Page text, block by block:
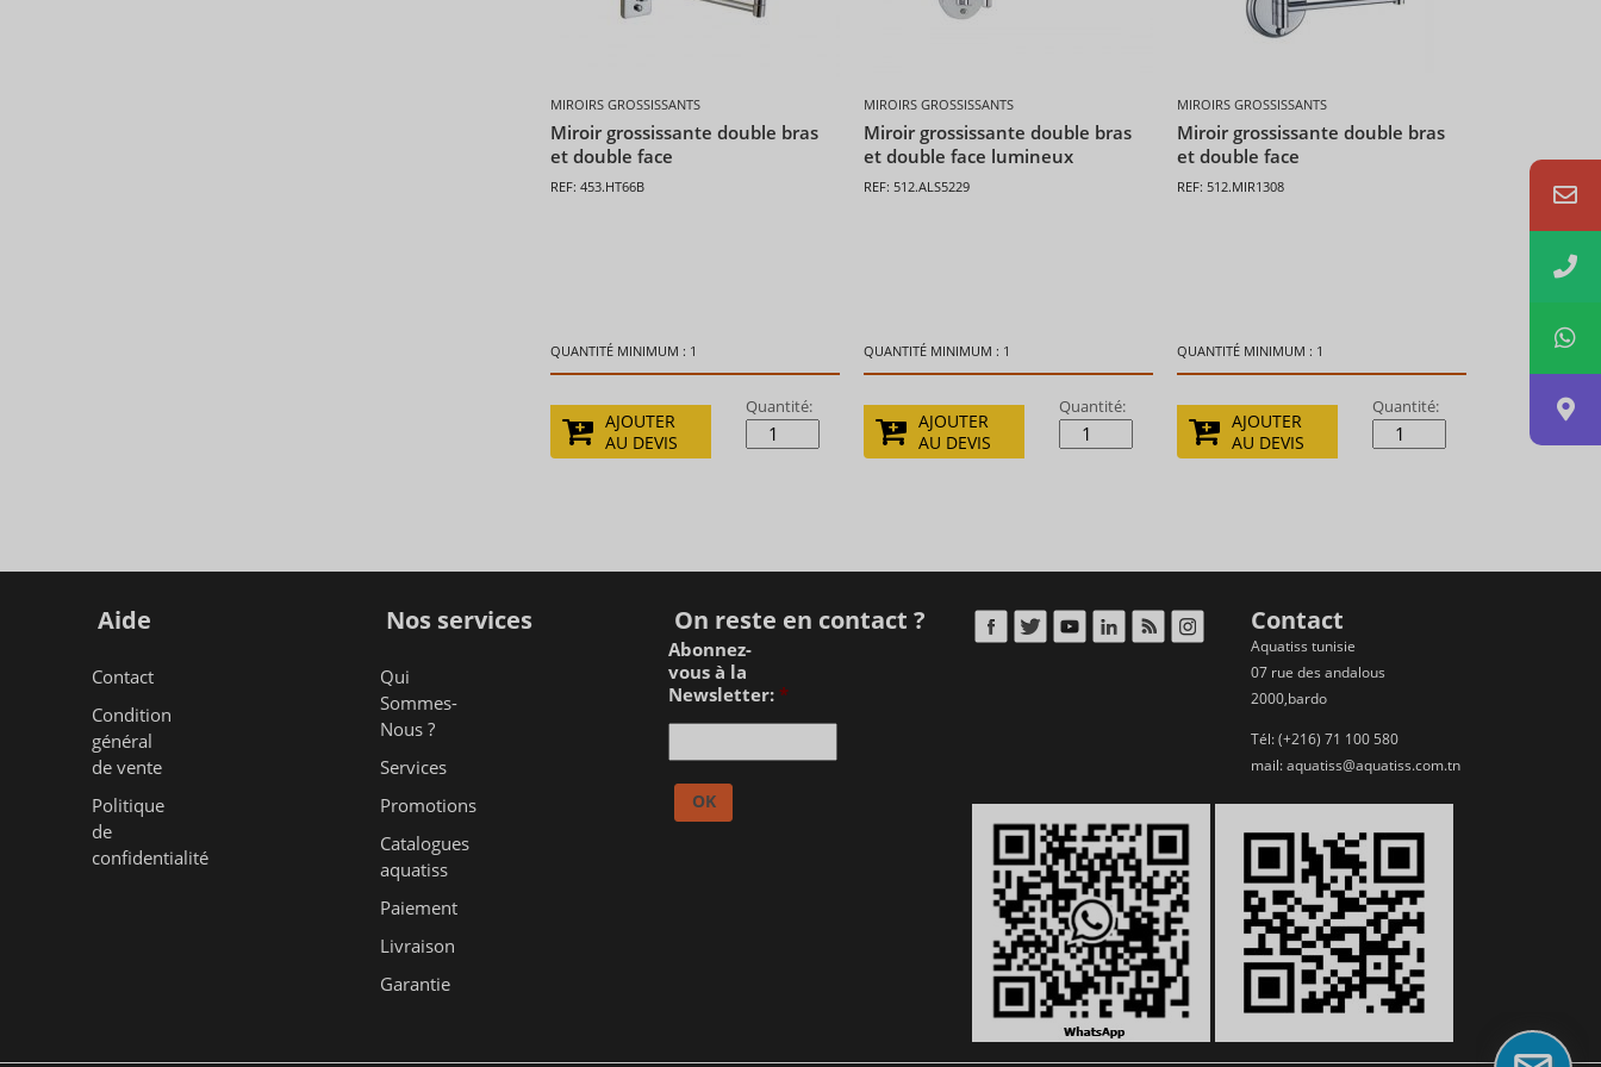
MIROIRS GROSSISSANTS
Miroir grossissante double bras
et double face
REF: 453.HT66B
QUANTITÉ MINIMUM : 1
Quantité:
AJOUTER
AU DEVIS
MIROIRS GROSSISSANTS
Miroir grossissante double bras
et double face lumineux
REF: 512.ALS5229
QUANTITÉ MINIMUM : 1
Quantité:
AJOUTER
AU DEVIS
MIROIRS GROSSISSANTS
Miroir grossissante double bras
et double face
REF: 512.MIR1308
QUANTITÉ MINIMUM : 1
Quantité:
AJOUTER
AU DEVIS
Aide
Contact
Condition
général
de vente
Politique
de
confidentialité
Nos services
Qui
Sommes-
Nous ?
Services
Promotions
Catalogues
aquatiss
Paiement
Livraison
Garantie
On reste en contact ?
Abonnez-
vous à la
Newsletter: *
Contact
Aquatiss tunisie
07 rue des andalous
2000,bardo
Tél: (+216) 71 100 580
mail:aquatiss@aquatiss.com.tn